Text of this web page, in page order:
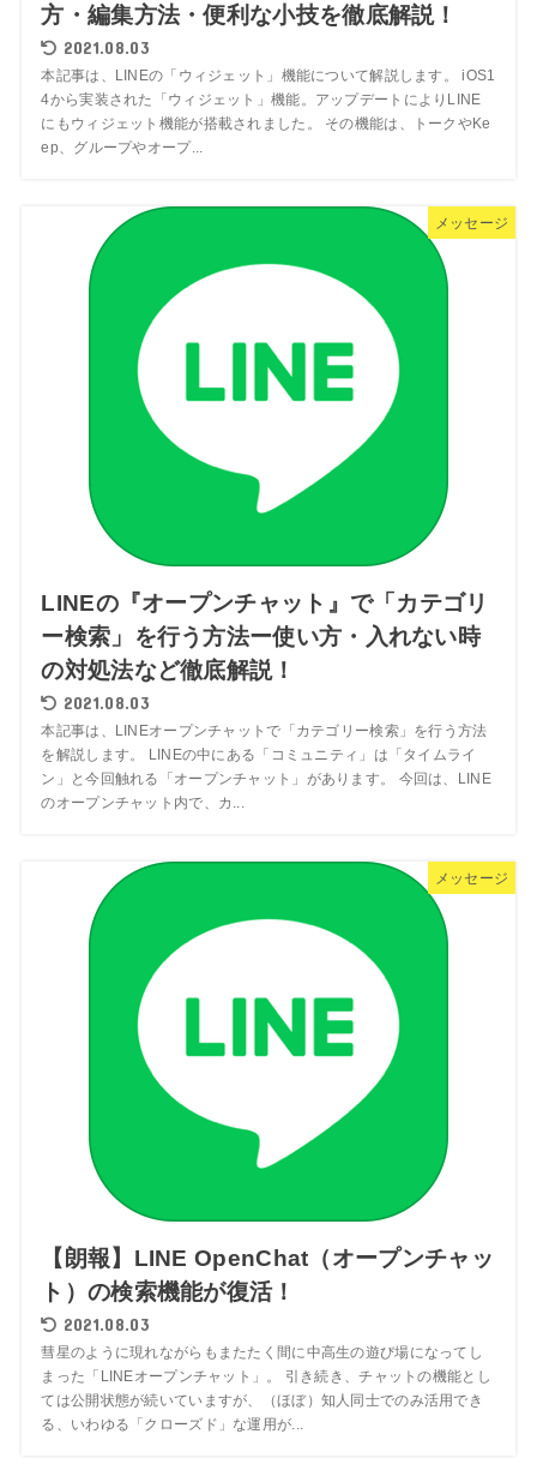
方・編集方法・便利な小技を徹底解説！
2021.08.03
本記事は、LINEの「ウィジェット」機能について解説します。 iOS1
4から実装された「ウィジェット」機能。アップデートによりLINE
にもウィジェット機能が搭載されました。 その機能は、トークやKe
ep、グループやオープ...
メッセージ
LINEの『オープンチャット』で「カテゴリ
ー検索」を行う方法ー使い方・入れない時
の対処法など徹底解説！
2021.08.03
本記事は、LINEオープンチャットで「カテゴリー検索」を行う方法
を解説します。 LINEの中にある「コミュニティ」は「タイムライ
ン」と今回触れる「オープンチャット」があります。 今回は、LINE
のオープンチャット内で、カ...
メッセージ
【朗報】LINE OpenChat（オープンチャッ
ト）の検索機能が復活！
2021.08.03
彗星のように現れながらもまたたく間に中高生の遊び場になってし
まった「LINEオープンチャット」。 引き続き、チャットの機能とし
ては公開状態が続いていますが、（ほぼ）知人同士でのみ活用でき
る、いわゆる「クローズド」な運用が...